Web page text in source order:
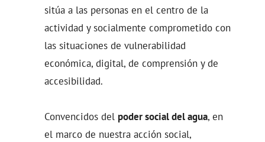
sitúa a las personas en el centro de la
actividad y socialmente comprometido con
las situaciones de vulnerabilidad
económica, digital, de comprensión y de
accesibilidad.
Convencidos del poder social del agua, en
el marco de nuestra acción social,